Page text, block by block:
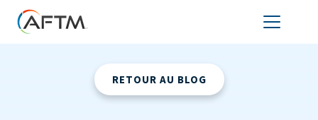
RETOUR AU BLOG